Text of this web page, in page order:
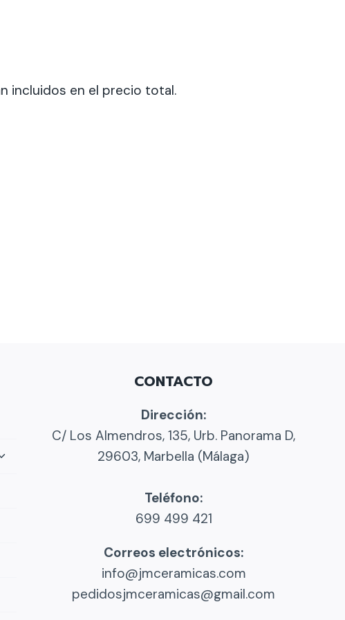
incluidos en el precio total.
CONTACTO
Dirección:
C/ Los Almendros, 135, Urb. Panorama D,
29603, Marbella (Málaga)
Teléfono:
699 499 421
Correos electrónicos:
info@jmceramicas.com
pedidosjmceramicas@gmail.com